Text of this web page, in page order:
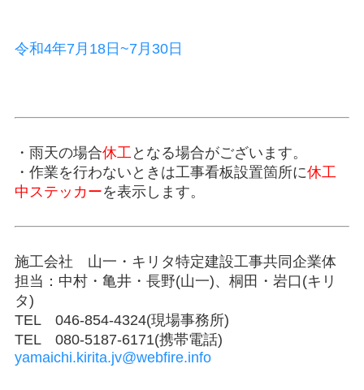
令和4年7月18日~7月30日
・雨天の場合休工 となる場合がございます。
・作業を行わないときは工事看板設置箇所に休工
中ステッカーを表示します。
施工会社 山一・キリタ特定建設工事共同企業体
担当：中村・亀井・長野(山一)、桐田・岩口(キリ
タ)
TEL 046-854-4324(現場事務所)
TEL 080-5187-6171(携帯電話)
yamaichi.kirita.jv@webfire.info